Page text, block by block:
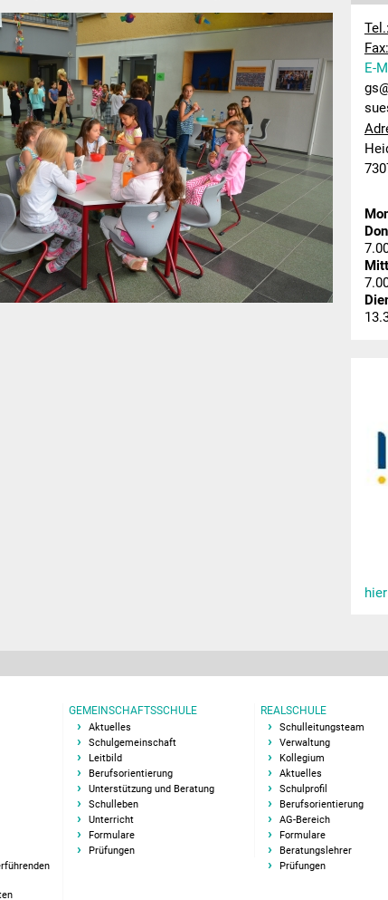
Tel.:
Fax:
E-
GEMEINSCHAFTSSCHULE
Aktuelles
Schulgemeinschaft
Leitbild
Berufsorientierung
Unterstützung und Beratung
Schulleben
Unterricht
Formulare
Prüfungen
REALSCHULE
Schulleitungsteam
Verwaltung
Kollegium
Aktuelles
Schulprofil
Berufsorientierung
AG-Bereich
Formulare
Beratungslehrer
Prüfungen